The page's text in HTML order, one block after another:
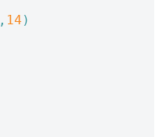
, 14 )